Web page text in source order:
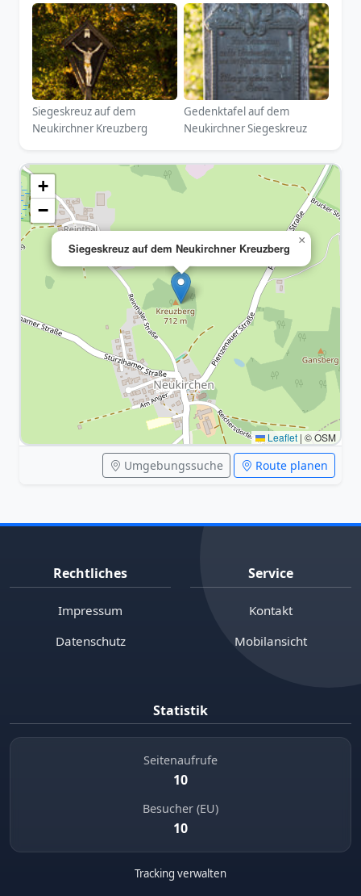
Siegeskreuz auf dem
Neukirchner Kreuzberg
Gedenktafel auf dem
Neukirchner Siegeskreuz
Siegeskreuz auf dem Neukirchner Kreuzberg
×
+
−
Leaflet | © OSM
Umgebungssuche Route planen
Rechtliches
Impressum
Datenschutz
Service
Kontakt
Mobilansicht
Statistik
Seitenaufrufe
10
Besucher (EU)
10
Tracking verwalten